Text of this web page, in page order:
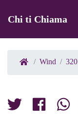
Chi ti Chiama
Wind 320